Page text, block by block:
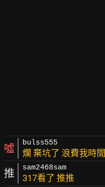
噓 bulss555
爛 棄坑了 浪費我時間
推 sam2468sam
317看了 推推